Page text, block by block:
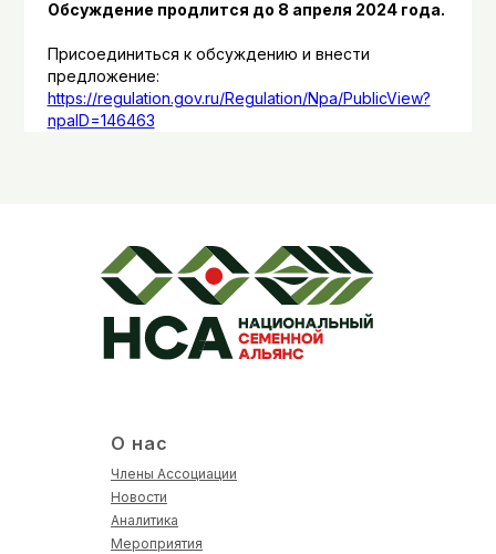
Обсуждение продлится до 8 апреля 2024 года.
Присоединиться к обсуждению и внести
предложение:
https://regulation.gov.ru/Regulation/Npa/PublicView?
npaID=146463
О нас
Члены Ассоциации
Новости
Аналитика
Мероприятия